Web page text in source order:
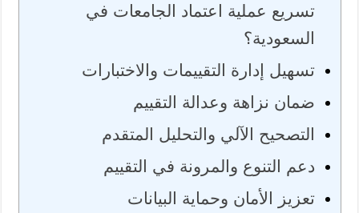
تسريع عملية اعتماد الجامعات في
السعودية؟
تسهيل إدارة التقييمات والاختبارات
ضمان نزاهة وعدالة التقييم
التصحيح الآلي والتحليل المتقدم
دعم التنوع والمرونة في التقييم
تعزيز الأمان وحماية البيانات